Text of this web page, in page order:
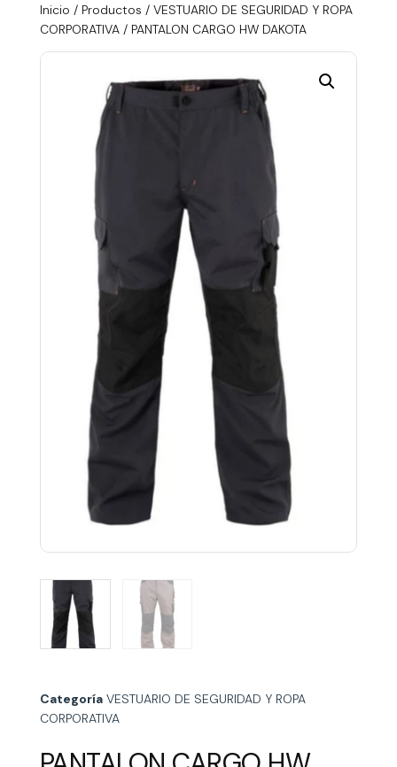
Inicio / Productos / VESTUARIO DE SEGURIDAD Y ROPA
CORPORATIVA/ PANTALON CARGO HW DAKOTA
Categoría VESTUARIO DE SEGURIDAD Y ROPA
CORPORATIVA